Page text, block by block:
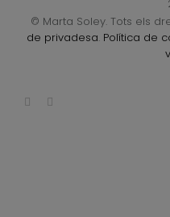
© Marta Soley. Tots els
de privadesa. Política de